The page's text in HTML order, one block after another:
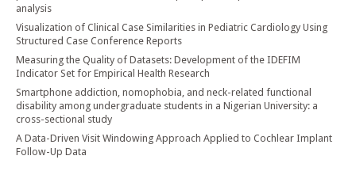
analysis
Visualization of Clinical Case Similarities in Pediatric Cardiology Using
Structured Case Conference Reports
Measuring the Quality of Datasets: Development of the IDEFIM
Indicator Set for Empirical Health Research
Smartphone addiction, nomophobia, and neck-related functional
disability among undergraduate students in a Nigerian University: a
cross-sectional study
A Data-Driven Visit Windowing Approach Applied to Cochlear Implant
Follow-Up Data